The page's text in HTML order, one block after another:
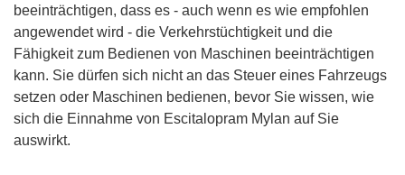
beeinträchtigen, dass es - auch wenn es wie empfohlen
angewendet wird - die Verkehrstüchtigkeit und die
Fähigkeit zum Bedienen von Maschinen beeinträchtigen
kann. Sie dürfen sich nicht an das Steuer eines Fahrzeugs
setzen oder Maschinen bedienen, bevor Sie wissen, wie
sich die Einnahme von Escitalopram Mylan auf Sie
auswirkt.